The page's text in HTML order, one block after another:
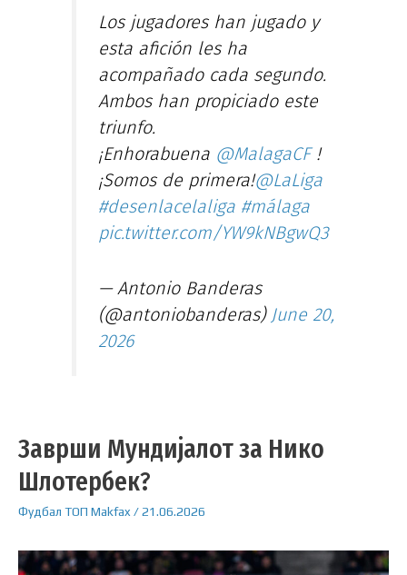
Los jugadores han jugado y
esta afición les ha
acompañado cada segundo.
Ambos han propiciado este
triunfo.
¡Enhorabuena @MalagaCF!
¡Somos de primera!@LaLiga
#desenlacelaliga #málaga
pic.twitter.com/YW9kNBgwQ3
— Antonio Banderas
(@antoniobanderas) June 20,
2026
Заврши Мундијалот за Нико
Шлотербек?
Фудбал ТОП Makfax /21.06.2026